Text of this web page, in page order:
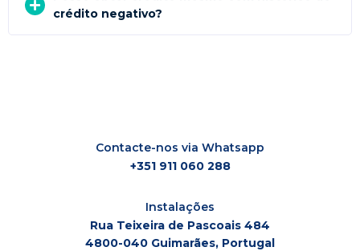
crédito negativo?
Contacte-nos via Whatsapp
+351 911 060 288
Instalações
Rua Teixeira de Pascoais 484
4800-040 Guimarães, Portugal